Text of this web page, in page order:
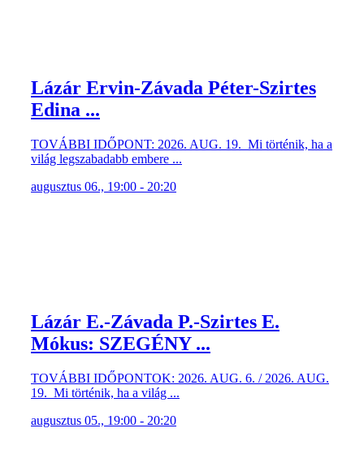
Lázár Ervin-Závada Péter-Szirtes
Edina ...
TOVÁBBI IDŐPONT: 2026. AUG. 19. Mi történik, ha a
világ legszabadabb embere ...
augusztus 06., 19:00 - 20:20
Lázár E.-Závada P.-Szirtes E.
Mókus: SZEGÉNY ...
TOVÁBBI IDŐPONTOK: 2026. AUG. 6. / 2026. AUG.
19. Mi történik, ha a világ ...
augusztus 05., 19:00 - 20:20